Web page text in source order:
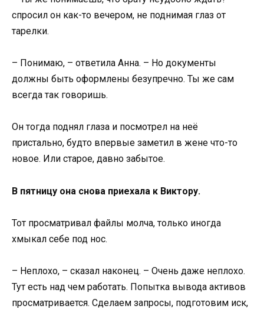
спросил он как-то вечером, не поднимая глаз от
тарелки.
– Понимаю, – ответила Анна. – Но документы
должны быть оформлены безупречно. Ты же сам
всегда так говоришь.
Он тогда поднял глаза и посмотрел на неё
пристально, будто впервые заметил в жене что-то
новое. Или старое, давно забытое.
В пятницу она снова приехала к Виктору.
Тот просматривал файлы молча, только иногда
хмыкал себе под нос.
– Неплохо, – сказал наконец. – Очень даже неплохо.
Тут есть над чем работать. Попытка вывода активов
просматривается. Сделаем запросы, подготовим иск,